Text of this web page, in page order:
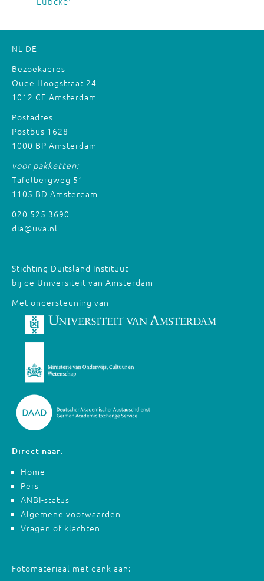
NL DE
Bezoekadres
Oude Hoogstraat 24
1012 CE Amsterdam
Postadres
Postbus 1628
1000 BP Amsterdam
voor pakketten:
Tafelbergweg 51
1105 BD Amsterdam
020 525 3690
dia@uva.nl
Stichting Duitsland Instituut
bij de Universiteit van Amsterdam
Met ondersteuning van
Direct naar:
Home
Pers
ANBI-status
Algemene voorwaarden
Vragen of klachten
Fotomateriaal met dank aan: